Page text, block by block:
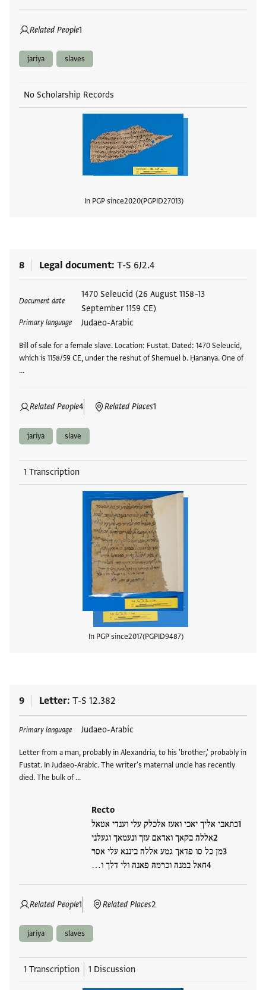
Related People1
jariya slaves
No Scholarship Records
In PGP since2020 PGPID27013
8 Legal document T-S 6J2.4
Document date
1470 Seleucid (26 August 1158–13
September 1159 CE)
Primary language Judaeo-Arabic
Bill of sale for a female slave. Location: Fustat. Dated: 1470 Seleucid,
which is 1158/59 CE, under the reshut of Shemuel b. Ḥananya. One of
…
Related People4 Related Places1
jariya slave
1 Transcription
In PGP since2017 PGPID9487
9 Letter T-S 12.382
Primary language Judaeo-Arabic
Letter from a man, probably in Alexandria, to his 'brother,' probably in
Fustat. In Judaeo-Arabic. The writer's maternal uncle has recently
died. The bulk of …
Recto
כתאבי אליך יאכי ואעז אלכלק עלי וענדי אטאל
אללה בקאך ואדאם עזך ונעמאך וגעלני
מן כל סו פדאך גמע אללה ביננא עלי אסר
חאל במנה וכרמה פאנה ולי דלך ו…
Related People1 Related Places2
Tags
jariya slaves
1 Transcription 1 Discussion